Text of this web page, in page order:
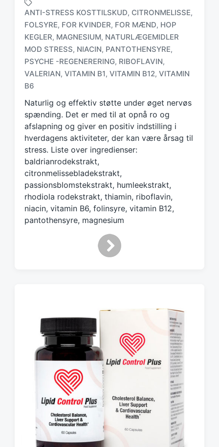
T
a
g
e
d
w
t
h
ANTI-STRESS KOSTTILSKUD, CITRONMELISSE,
FOLSYRE, FOR KVINDER, FOR MÆND, HOP
KEGLER, MAGNESIUM, NATURLÆGEMIDLER
MOD STRESS, NIACIN, PANTOTHENSYRE,
PSYCHE -REGENERERING, RIBOFLAVIN,
VALERIAN, VITAMIN B1, VITAMIN B12, VITAMIN
B6
Naturlig og effektiv støtte under øget nervøs
spænding. Det er med til at opnå ro og
afslapning og giver en positiv indstilling i
hverdagens aktiviteter, der kan være årsag til
stress. Liste over ingredienser:
baldrianrodekstrakt,
citronmelissebladekstrakt,
passionsblomstekstrakt, humleekstrakt,
rhodiola rodekstrakt, thiamin, riboflavin,
niacin, vitamin B6, folinsyre, vitamin B12,
pantothensyre, magnesium